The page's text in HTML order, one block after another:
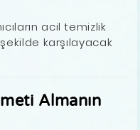
acil temizlik
karşılayacak
Almanın